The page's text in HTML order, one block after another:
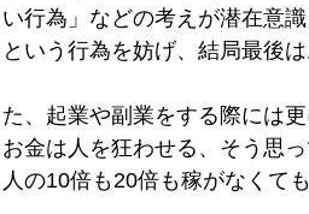
行為」などの考えが潜在意
いう行為を妨げ、結局最後
、起業や副業をする際には
金は人を狂わせる、そう思
の10倍も20倍も稼がなくて